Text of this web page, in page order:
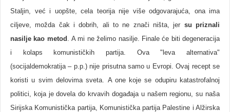
Staljin, već i uopšte, cela teorija nije više odgovarajuća, ona ima
ciljeve, možda čak i dobrih, ali to ne znači ništa, jer su priznali
nasilje kao metod
. A mi ne želimo nasilje. Finale će biti degeneracija
i kolaps komunističkih partija. Ova "leva alternativa"
(socijaldemokratija – p.p.) nije prisutna samo u Evropi. Ovaj recept se
koristi u svim delovima sveta. A one koje se odupiru katastrofalnoj
politici, koja je dovela do krvavih događaja u našem regionu, su naša
Sirijska Komunistička partija, Komunistička partija Palestine i Alžirska